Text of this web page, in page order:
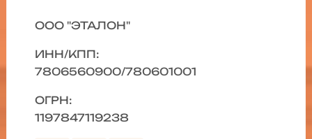
ООО "ЭТАЛОН"
ИНН/КПП:
7806560900/780601001
ОГРН:
1197847119238